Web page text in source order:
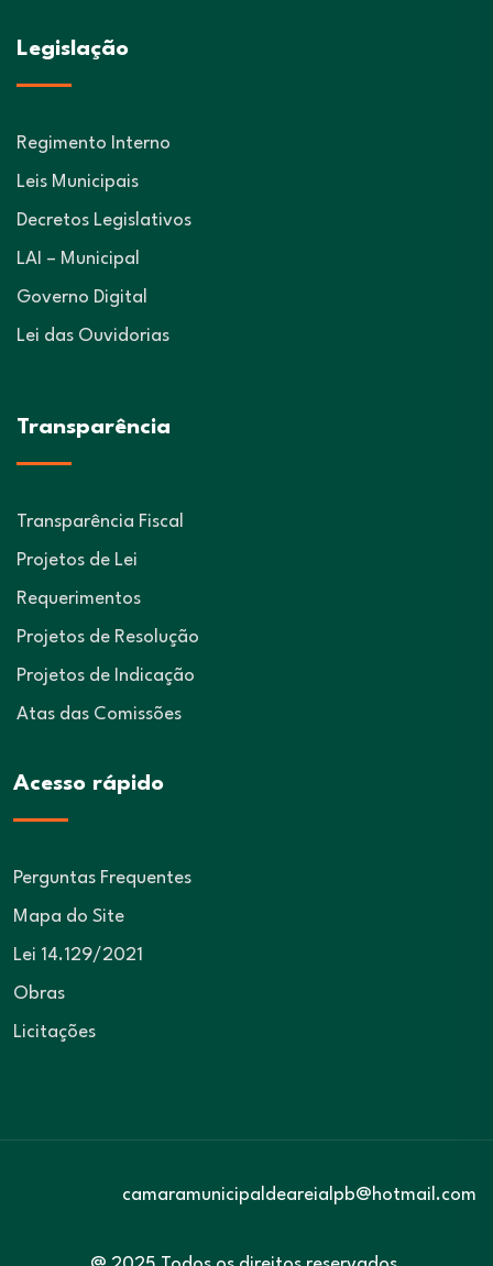
Legislação
Regimento Interno
Leis Municipais
Decretos Legislativos
LAI – Municipal
Governo Digital
Lei das Ouvidorias
Transparência
Transparência Fiscal
Projetos de Lei
Requerimentos
Projetos de Resolução
Projetos de Indicação
Atas das Comissões
Acesso rápido
Perguntas Frequentes
Mapa do Site
Lei 14.129/2021
Obras
Licitações
camaramunicipaldeareialpb@hotmail.com